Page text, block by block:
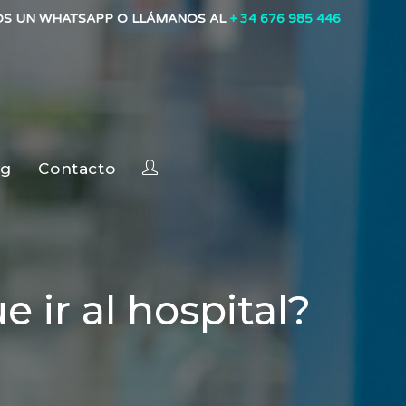
UN WHATSAPP O LLÁMANOS AL + 34 676 985 446
Contacto
ir al hospital?